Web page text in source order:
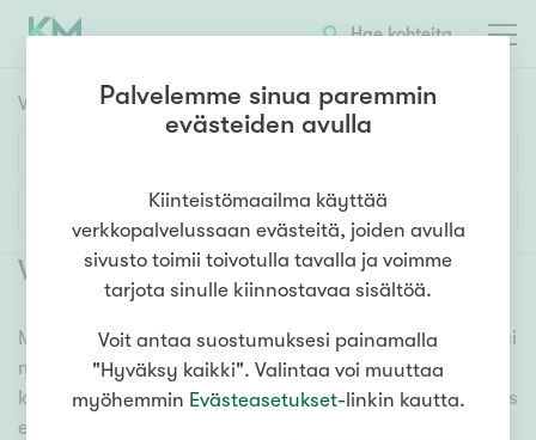
Hae kohteita
Vuokrakohteet
1h 2h 3h 4h 5h+
Asuntotyyppi
Kerros-/luhtitalo
Rivitalo/paritalo
Lisää hakuehtoja
Vuokrattavat asunnot Kuhmo
Meiltä löydät vuokrattavat asunnot Kuhmo, oli tarpeesi
mikä vain! Tuhansien kohteiden ja satojen
kiinteistönvälittäjien verkostomme auttaa sinua kenties
elämäsi tärkeimmässä päätöksessä. Katso alta kaikki
Palvelemme sinua paremmin
evästeiden avulla
Kiinteistömaailma käyttää
verkkopalvelussaan evästeitä, joiden avulla
sivusto toimii toivotulla tavalla ja voimme
tarjota sinulle kiinnostavaa sisältöä.
Voit antaa suostumuksesi painamalla
"Hyväksy kaikki". Valintaa voi muuttaa
myöhemmin Evästeasetukset-linkin kautta.